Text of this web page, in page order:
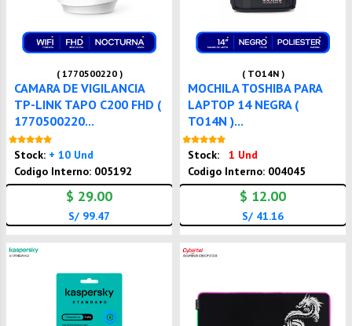
( 1770500220 )
CAMARA DE VIGILANCIA
TP-LINK TAPO C200 FHD (
1770500220...
Stock: + 10 Und
Codigo Interno: 005192
$ 29.00
S/ 99.47
( TO14N )
MOCHILA TOSHIBA PARA
LAPTOP 14 NEGRA (
TO14N )...
Stock:
1 Und
Codigo Interno: 004045
$ 12.00
S/ 41.16